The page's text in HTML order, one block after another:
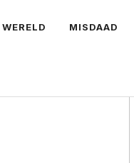
WERELD MISDAAD